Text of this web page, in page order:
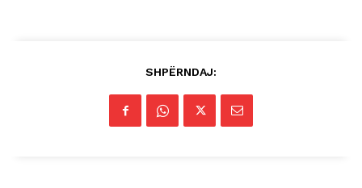
SHPËRNDAJ: